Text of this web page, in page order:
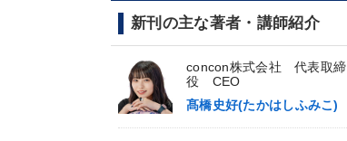
新刊の主な著者・講師紹介
concon株式会社 代表取締
役 CEO
髙橋史好(たかはしふみこ)